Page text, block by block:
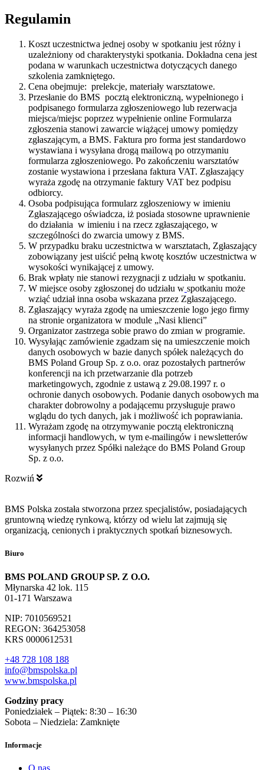
Regulamin
Koszt uczestnictwa jednej osoby w spotkaniu jest różny i
uzależniony od charakterystyki spotkania. Dokładna cena jest
podana w warunkach uczestnictwa dotyczących danego
szkolenia zamkniętego.
Cena obejmuje: prelekcje, materiały warsztatowe.
Przesłanie do BMS pocztą elektroniczną, wypełnionego i
podpisanego formularza zgłoszeniowego lub rezerwacja
miejsca/miejsc poprzez wypełnienie online Formularza
zgłoszenia stanowi zawarcie wiążącej umowy pomiędzy
zgłaszającym, a BMS. Faktura pro forma jest standardowo
wystawiana i wysyłana drogą mailową po otrzymaniu
formularza zgłoszeniowego. Po zakończeniu warsztatów
zostanie wystawiona i przesłana faktura VAT. Zgłaszający
wyraża zgodę na otrzymanie faktury VAT bez podpisu
odbiorcy.
Osoba podpisująca formularz zgłoszeniowy w imieniu
Zgłaszającego oświadcza, iż posiada stosowne uprawnienie
do działania w imieniu i na rzecz zgłaszającego, w
szczególności do zwarcia umowy z BMS.
W przypadku braku uczestnictwa w warsztatach, Zgłaszający
zobowiązany jest uiścić pełną kwotę kosztów uczestnictwa w
wysokości wynikającej z umowy.
Brak wpłaty nie stanowi rezygnacji z udziału w spotkaniu.
W miejsce osoby zgłoszonej do udziału w spotkaniu może
wziąć udział inna osoba wskazana przez Zgłaszającego.
Zgłaszający wyraża zgodę na umieszczenie logo jego firmy
na stronie organizatora w module „Nasi klienci”
Organizator zastrzega sobie prawo do zmian w programie.
Wysyłając zamówienie zgadzam się na umieszczenie moich
danych osobowych w bazie danych spółek należących do
BMS Poland Group Sp. z o.o. oraz pozostałych partnerów
konferencji na ich przetwarzanie dla potrzeb
marketingowych, zgodnie z ustawą z 29.08.1997 r. o
ochronie danych osobowych. Podanie danych osobowych ma
charakter dobrowolny a podającemu przysługuje prawo
wglądu do tych danych, jak i możliwość ich poprawiania.
Wyrażam zgodę na otrzymywanie pocztą elektroniczną
informacji handlowych, w tym e-mailingów i newsletterów
wysyłanych przez Spółki należące do BMS Poland Group
Sp. z o.o.
Rozwiń
BMS Polska została stworzona przez specjalistów, posiadających
gruntowną wiedzę rynkową, którzy od wielu lat zajmują się
organizacją, cenionych i praktycznych spotkań biznesowych.
Biuro
BMS POLAND GROUP SP. Z O.O.
Młynarska 42 lok. 115
01-171 Warszawa
NIP: 7010569521
REGON: 364253058
KRS 0000612531
+48 728 108 188
info@bmspolska.pl
www.bmspolska.pl
Godziny pracy
Poniedziałek – Piątek: 8:30 – 16:30
Sobota – Niedziela: Zamknięte
Informacje
O nas